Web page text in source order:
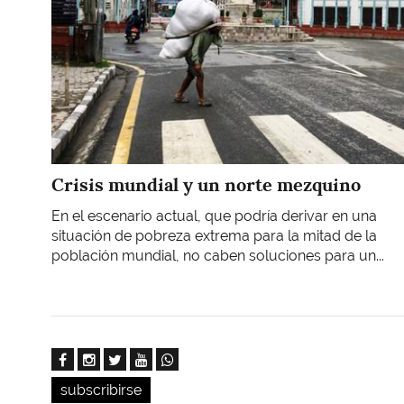
Crisis mundial y un norte mezquino
En el escenario actual, que podría derivar en una
situación de pobreza extrema para la mitad de la
población mundial, no caben soluciones para un...
subscribirse